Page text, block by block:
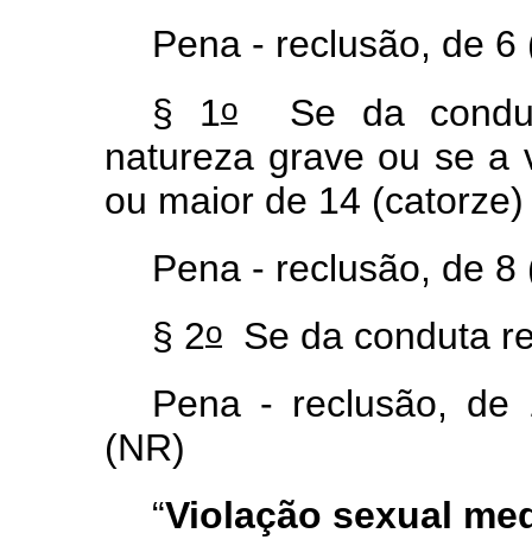
Pena - reclusão, de
§ 1oSe da
natureza grave ou se a
ou maior de 14
Pena - reclusão, de
§ 2o Se da conduta
Pena - reclusão, de
(NR)
“Violação sexual